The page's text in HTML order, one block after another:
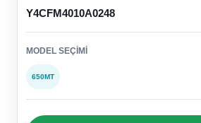
Y4CFM4010A0248
MODEL SEÇIMI
650MT